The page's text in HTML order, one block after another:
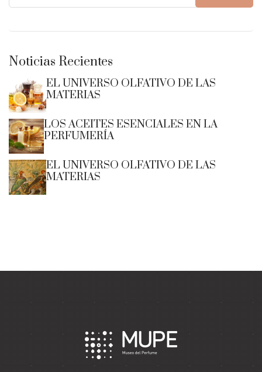
Noticias Recientes
EL UNIVERSO OLFATIVO DE LAS
MATERIAS
LOS ACEITES ESENCIALES EN LA
PERFUMERÍA
EL UNIVERSO OLFATIVO DE LAS
MATERIAS